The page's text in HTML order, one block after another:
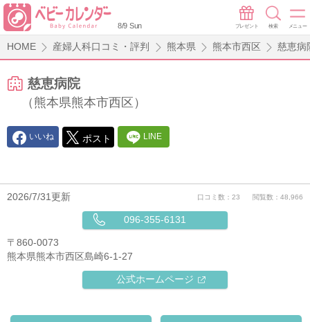
8/9 Sun プレゼント 検索 メニュー
HOME 産婦人科口コミ・評判 熊本県 熊本市西区 慈恵病
慈恵病院
（熊本県熊本市西区）
いいね ポスト LINE
2026/7/31更新 口コミ数：23 閲覧数：48,966
096-355-6131
〒860-0073
熊本県熊本市西区島崎6-1-27
公式ホームページ